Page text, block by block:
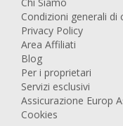
Condizioni generali di
Privacy Policy
Area Affiliati
Blog
Per i proprietari
Servizi esclusivi
Assicurazione Europ
Cookies